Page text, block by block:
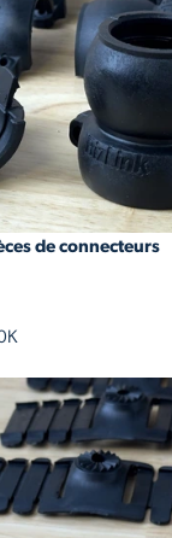
de connecteurs